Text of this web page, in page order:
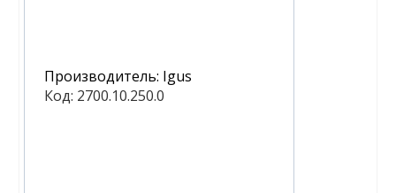
Производитель: Igus
Код: 2700.10.250.0